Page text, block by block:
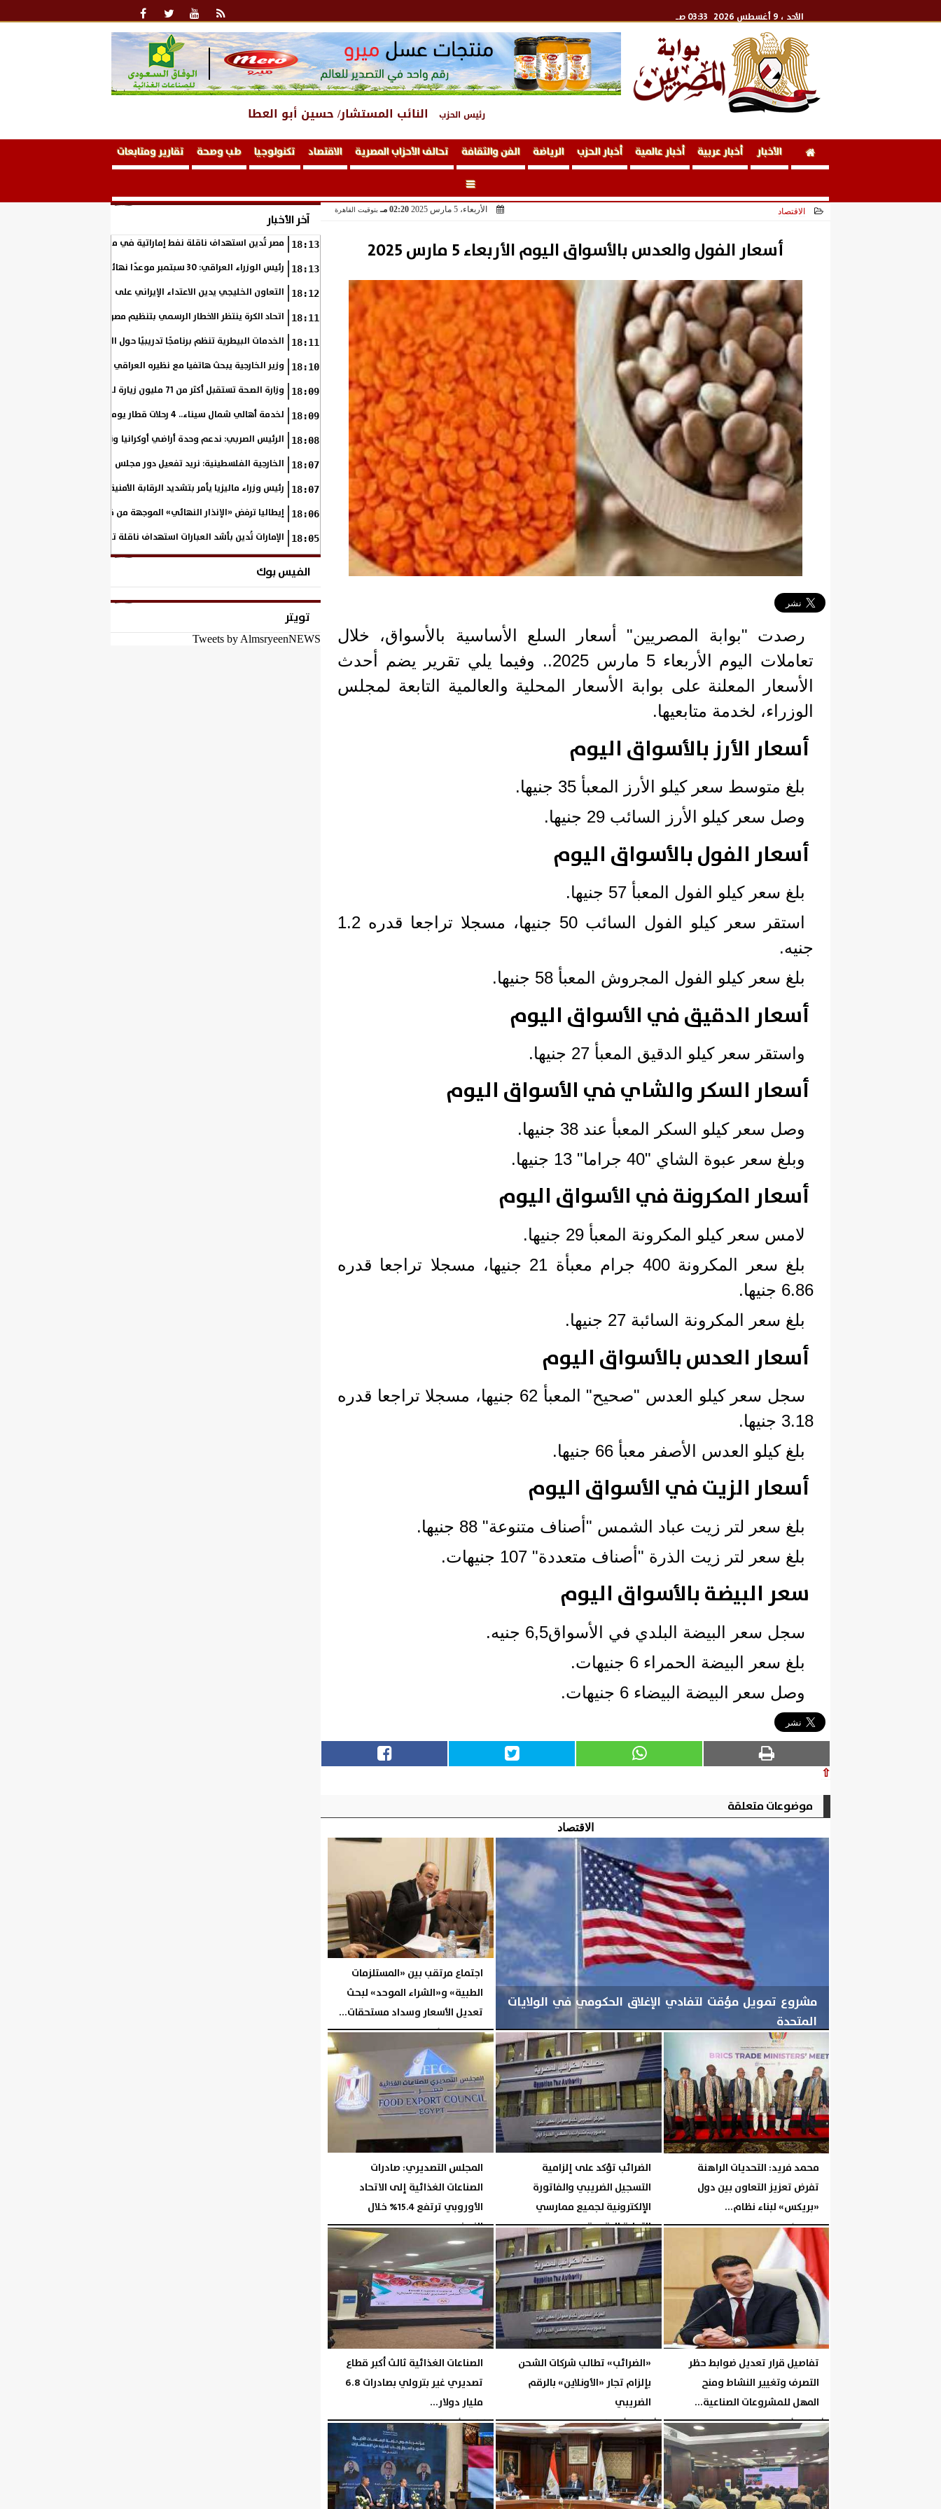
الأحد ، 9 أغسطس 2026 03:33 صـ
رئيس الحزب النائب المستشار/ حسين أبو العطا
الأخبار أخبار عربية أخبار عالمية أخبار الحزب الرياضة الفن والثقافة تحالف الأحزاب المصرية الاقتصاد تكنولوجيا طب وصحة تقارير ومتابعات
الاقتصاد الأربعاء، 5 مارس 2025 02:20 مـ بتوقيت القاهرة
أسعار الفول والعدس بالأسواق اليوم الأربعاء 5 مارس 2025
رصدت "بوابة المصريين" أسعار السلع الأساسية بالأسواق، خلال
تعاملات اليوم الأربعاء 5 مارس 2025.. وفيما يلي تقرير يضم أحدث
الأسعار المعلنة على بوابة الأسعار المحلية والعالمية التابعة لمجلس
الوزراء، لخدمة متابعيها.
أسعار الأرز بالأسواق اليوم
بلغ متوسط سعر كيلو الأرز المعبأ 35 جنيها.
وصل سعر كيلو الأرز السائب 29 جنيها.
أسعار الفول بالأسواق اليوم
بلغ سعر كيلو الفول المعبأ 57 جنيها.
استقر سعر كيلو الفول السائب 50 جنيها، مسجلا تراجعا قدره 1.2
جنيه.
بلغ سعر كيلو الفول المجروش المعبأ 58 جنيها.
أسعار الدقيق في الأسواق اليوم
واستقر سعر كيلو الدقيق المعبأ 27 جنيها.
أسعار السكر والشاي في الأسواق اليوم
وصل سعر كيلو السكر المعبأ عند 38 جنيها.
وبلغ سعر عبوة الشاي "40 جراما" 13 جنيها.
أسعار المكرونة في الأسواق اليوم
لامس سعر كيلو المكرونة المعبأ 29 جنيها.
بلغ سعر المكرونة 400 جرام معبأة 21 جنيها، مسجلا تراجعا قدره
6.86 جنيها.
بلغ سعر المكرونة السائبة 27 جنيها.
أسعار العدس بالأسواق اليوم
سجل سعر كيلو العدس "صحيح" المعبأ 62 جنيها، مسجلا تراجعا قدره
3.18 جنيها.
بلغ كيلو العدس الأصفر معبأ 66 جنيها.
أسعار الزيت في الأسواق اليوم
بلغ سعر لتر زيت عباد الشمس "أصناف متنوعة" 88 جنيها.
بلغ سعر لتر زيت الذرة "أصناف متعددة" 107 جنيهات.
سعر البيضة بالأسواق اليوم
سجل سعر البيضة البلدي في الأسواق6,5 جنيه.
بلغ سعر البيضة الحمراء 6 جنيهات.
وصل سعر البيضة البيضاء 6 جنيهات.
⇧
موضوعات متعلقة
الاقتصاد
مشروع تمويل مؤقت لتفادي الإغلاق الحكومي في الولايات
المتحدة
اليومالسبت، 8 أغسطس 2026 05:22 مـ
اجتماع مرتقب بين «المستلزمات
الطبية» و«الشراء الموحد» لبحث
تعديل الأسعار وسداد مستحقات...
اليومالسبت، 8 أغسطس 2026 05:21 مـ
محمد فريد: التحديات الراهنة
تفرض تعزيز التعاون بين دول
«بريكس» لبناء نظام...
الجمعة، 7 أغسطس 2026 06:14 مـ
الضرائب تؤكد على إلزامية
التسجيل الضريبي والفاتورة
الإلكترونية لجميع ممارسي
التجارة الرقمية...
الخميس، 6 أغسطس 2026 06:10 مـ
المجلس التصديري: صادرات
الصناعات الغذائية إلى الاتحاد
الأوروبي ترتفع 15.4% خلال
النصف...
الخميس، 6 أغسطس 2026
تفاصيل قرار تعديل ضوابط حظر
التصرف وتغيير النشاط ومنح
المهل للمشروعات الصناعية...
الأربعاء، 5 أغسطس 2026 04:46 مـ
«الضرائب» تطالب شركات الشحن
بإلزام تجار «الأونلاين» بالرقم
الضريبي
الأربعاء، 5 أغسطس 2026 04:45 مـ
الصناعات الغذائية ثالث أكبر قطاع
تصديري غير بترولي بصادرات 6.8
مليار دولار...
الثلاثاء، 4 أغسطس 2026 06:05 مـ
آخر الأخبار
18:13 مصر تُدين استهداف ناقلة نفط إماراتية في مضيق هرمز
18:13 رئيس الوزراء العراقي: 30 سبتمبر موعدًا نهائيًا لانسحاب قوات التحالف من العراق
18:12 التعاون الخليجي يدين الاعتداء الإيراني على ناقلة نفط إماراتية في
18:11 اتحاد الكرة ينتظر الاخطار الرسمي بتنظيم مصر بطولة أمم إفريقيا تحت 23 عاما
18:11 الخدمات البيطرية تنظم برنامجًا تدريبيًا حول التطبيقات الحديثة لأنظمة
18:10 وزير الخارجية يبحث هاتفيا مع نظيره العراقي التطورات الإقليمية ومستقبل
18:09 وزارة الصحة تستقبل أكثر من 71 مليون زيارة للسيدات لتلقي خدمات الفحص والتوعية
18:09 لخدمة أهالي شمال سيناء.. 4 رحلات قطار يوميًا بين القنطرة شرق وبئر العبد
18:08 الرئيس الصربي: ندعم وحدة أراضي أوكرانيا ونساند مسارها نحو الاتحاد
18:07 الخارجية الفلسطينية: نريد تفعيل دور مجلس السلام بشأن غزة والانتقال
18:07 رئيس وزراء ماليزيا يأمر بتشديد الرقابة الأمنية على جميع المنافذ
18:06 إيطاليا ترفض «الإنذار النهائي» الموجهة من قِبَل إسبانيا بشأن عمليات
18:05 الإمارات تُدين بأشد العبارات استهداف ناقلة تابعة لأدنوك أثناء عبورها
الفيس بوك
تويتر
Tweets by AlmsryeenNEWS